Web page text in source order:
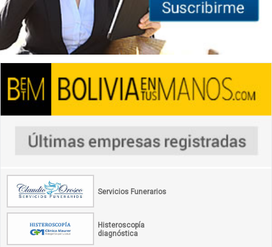
Servicios Funerarios
Histeroscopía
diagnóstica